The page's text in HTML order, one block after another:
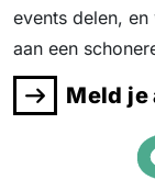
events delen,
aan een
Meld je